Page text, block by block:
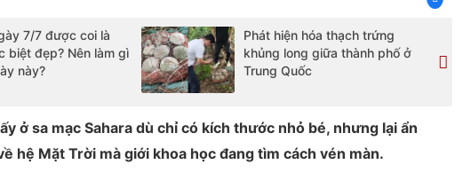
7/7 được coi là
biệt đẹp? Nên làm gì
này?
Phát hiện hóa thạch trứng
khủng long giữa thành phố ở
Trung Quốc
ở sa mạc Sahara dù chỉ có kích thước nhỏ bé, nhưng lại ẩn
hệ Mặt Trời mà giới khoa học đang tìm cách vén màn.